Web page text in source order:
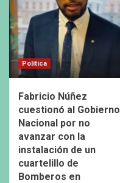
Política
Fabricio Núñez
cuestionó al Gobierno
Nacional por no
avanzar con la
instalación de un
cuartelillo de
Bomberos en